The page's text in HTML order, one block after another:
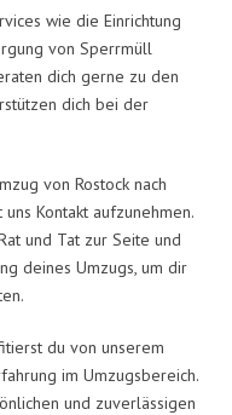
wie die Einrichtung
von Sperrmüll
dich gerne zu den
dich bei der
von Rostock nach
Kontakt aufzunehmen.
und Tat zur Seite und
deines Umzugs, um dir
du von unserem
im Umzugsbereich.
und zuverlässigen